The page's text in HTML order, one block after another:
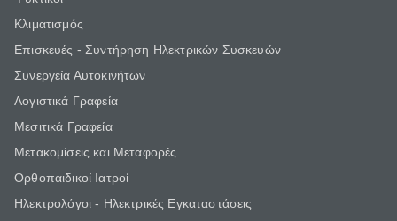
Κλιματισμός
Επισκευές - Συντήρηση Ηλεκτρικών Συσκευών
Συνεργεία Αυτοκινήτων
Λογιστικά Γραφεία
Μεσιτικά Γραφεία
Μετακομίσεις και Μεταφορές
Ορθοπαιδικοί Ιατροί
Ηλεκτρολόγοι - Ηλεκτρικές Εγκαταστάσεις